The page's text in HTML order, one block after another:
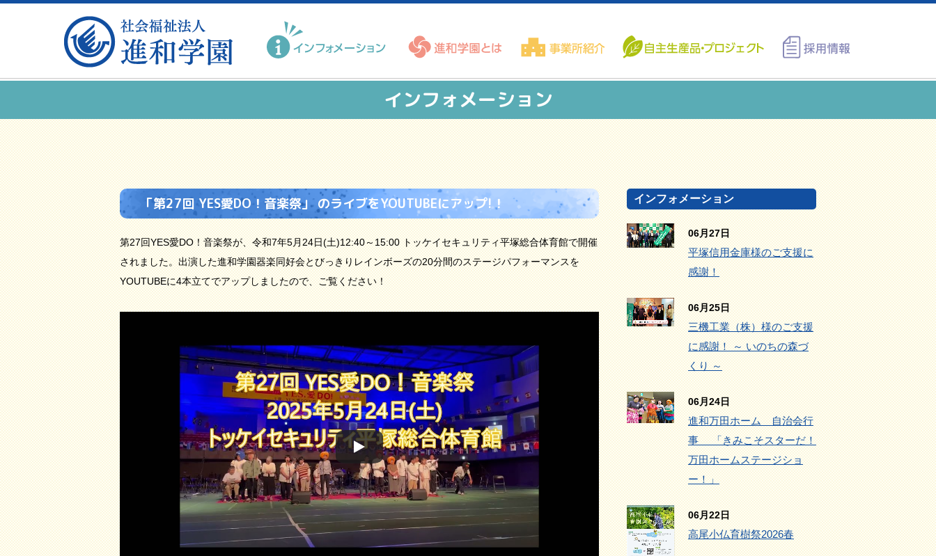
インフォメーション
「第27回 YES愛DO！音楽祭」 のライブをYOUTUBEにアップ!！
第27回YES愛DO！音楽祭が、令和7年5月24日(土)12:40～15:00 トッケイセキュリティ平塚総合体育館で開催
されました。出演した進和学園器楽同好会とびっきりレインボーズの20分間のステージパフォーマンスを
YOUTUBEに4本立てでアップしましたので、ご覧ください！
インフォメーション
06月27日
平塚信用金庫様のご支援に
感謝！
06月25日
三機工業（株）様のご支援
に感謝！ ～ いのちの森づ
くり ～
06月24日
進和万田ホーム 自治会行
事 「きみこそスターだ！
万田ホームステージショ
ー！」
06月22日
高尾小仏育樹祭2026春